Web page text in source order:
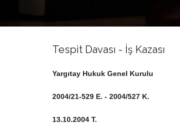
Tespit Davası - İş Kazası
Yargıtay Hukuk Genel Kurulu
2004/21-529 E. - 2004/527 K.
13.10.2004 T.